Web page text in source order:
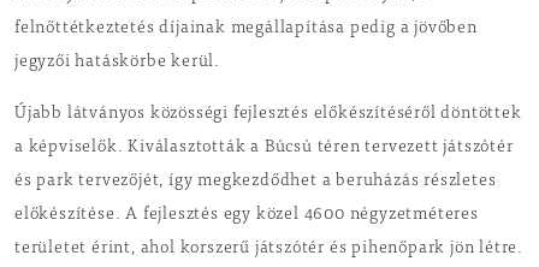
felnőttétkeztetés díjainak megállapítása pedig a jövőben
jegyzői hatáskörbe kerül.
Újabb látványos közösségi fejlesztés előkészítéséről döntöttek
a képviselők. Kiválasztották a Búcsú téren tervezett játszótér
és park tervezőjét, így megkezdődhet a beruházás részletes
előkészítése. A fejlesztés egy közel 4600 négyzetméteres
területet érint, ahol korszerű játszótér és pihenőpark jön létre.